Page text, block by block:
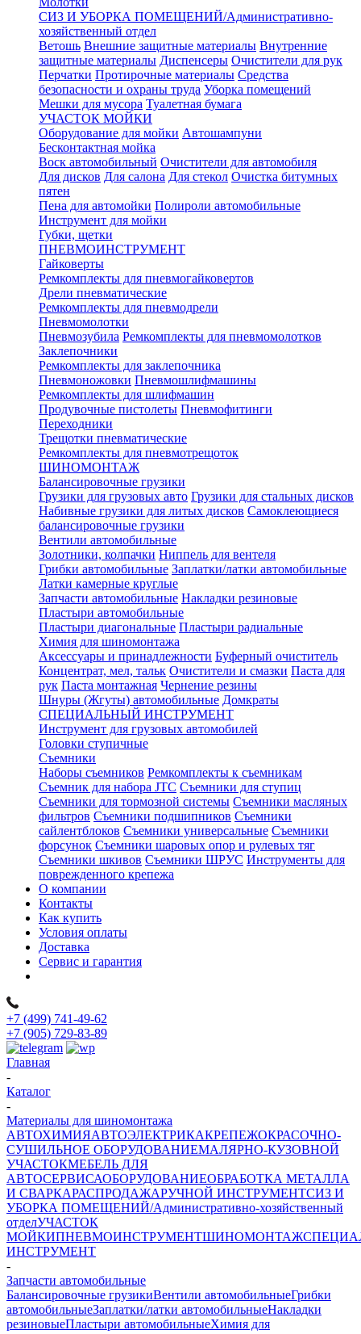
СИЗ И УБОРКА ПОМЕЩЕНИЙ/Административно-
хозяйственный отдел
Ветошь Внешние защитные материалы Внутренние
защитные материалы Диспенсеры Очистители для рук
Перчатки Протирочные материалы Средства
безопасности и охраны труда Уборка помещений
Мешки для мусора Туалетная бумага
УЧАСТОК МОЙКИ
Оборудование для мойки Автошампуни
Бесконтактная мойка
Воск автомобильный Очистители для автомобиля
Для дисков Для салона Для стекол Очистка битумных
пятен
Пена для автомойки Полироли автомобильные
Инструмент для мойки
Губки, щетки
ПНЕВМОИНСТРУМЕНТ
Гайковерты
Ремкомплекты для пневмогайковертов
Дрели пневматические
Ремкомплекты для пневмодрели
Пневмомолотки
Пневмозубила Ремкомплекты для пневмомолотков
Заклепочники
Ремкомплекты для заклепочника
Пневмоножовки Пневмошлифмашины
Ремкомплекты для шлифмашин
Продувочные пистолеты Пневмофитинги
Переходники
Трещотки пневматические
Ремкомплекты для пневмотрещоток
ШИНОМОНТАЖ
Балансировочные грузики
Грузики для грузовых авто Грузики для стальных дисков
Набивные грузики для литых дисков Самоклеющиеся
балансировочные грузики
Вентили автомобильные
Золотники, колпачки Ниппель для вентеля
Грибки автомобильные Заплатки/латки автомобильные
Латки камерные круглые
Запчасти автомобильные Накладки резиновые
Пластыри автомобильные
Пластыри диагональные Пластыри радиальные
Химия для шиномонтажа
Аксессуары и принадлежности Буферный очиститель
Концентрат, мел, тальк Очистители и смазки Паста для
рук Паста монтажная Чернение резины
Шнуры (Жгуты) автомобильные Домкраты
СПЕЦИАЛЬНЫЙ ИНСТРУМЕНТ
Инструмент для грузовых автомобилей
Головки ступичные
Съемники
Наборы съемников Ремкомплекты к съемникам
Съемник для набора JTC Съемники для ступиц
Съемники для тормозной системы Съемники масляных
фильтров Съемники подшипников Съемники
сайлентблоков Съемники универсальные Съемники
форсунок Съемники шаровых опор и рулевых тяг
Съемники шкивов Съемники ШРУС Инструменты для
поврежденного крепежа
О компании
Контакты
Как купить
Условия оплаты
Доставка
Сервис и гарантия
+7 (499) 741-49-62
+7 (905) 729-83-89
Главная
-
Каталог
-
Материалы для шиномонтажа
АВТОХИМИЯАВТОЭЛЕКТРИКАКРЕПЕЖОКРАСОЧНО-
СУШИЛЬНОЕ ОБОРУДОВАНИЕМАЛЯРНО-КУЗОВНОЙ
УЧАСТОКМЕБЕЛЬ ДЛЯ
АВТОСЕРВИСАОБОРУДОВАНИЕОБРАБОТКА МЕТАЛЛА
И СВАРКАРАСПРОДАЖАРУЧНОЙ ИНСТРУМЕНТСИЗ И
УБОРКА ПОМЕЩЕНИЙ/Административно-хозяйственный
отделУЧАСТОК
МОЙКИПНЕВМОИНСТРУМЕНТШИНОМОНТАЖ
ИНСТРУМЕНТ
-
Запчасти автомобильные
Балансировочные грузикиВентили автомобильныеГрибки
автомобильныеЗаплатки/латки автомобильныеНакладки
резиновыеПластыри автомобильныеХимия для